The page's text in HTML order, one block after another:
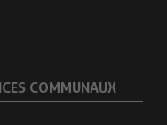
COMMUNAUX